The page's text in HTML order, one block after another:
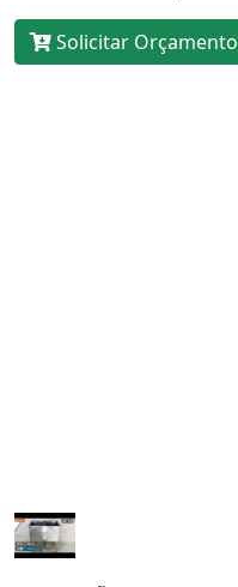
Solicitar Orçamento